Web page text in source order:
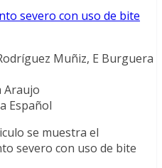
severo con uso de bite
Muñiz, E Burguera
Araujo
Español
se muestra el
severo con uso de bite